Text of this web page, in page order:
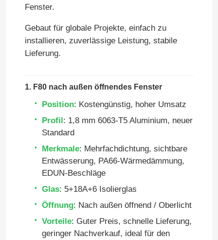
Fenster.
Gebaut für globale Projekte, einfach zu
installieren, zuverlässige Leistung, stabile
Lieferung.
1. F80 nach außen öffnendes Fenster
Position: Kostengünstig, hoher Umsatz
Profil: 1,8 mm 6063-T5 Aluminium, neuer
Standard
Merkmale: Mehrfachdichtung, sichtbare
Entwässerung, PA66-Wärmedämmung,
EDUN-Beschläge
Glas: 5+18A+6 Isolierglas
Öffnung: Nach außen öffnend / Oberlicht
Vorteile: Guter Preis, schnelle Lieferung,
geringer Nachverkauf, ideal für den